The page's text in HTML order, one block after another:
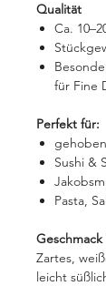
Qualität
Ca.
für Fine
Perfekt für:
Sushi &
Pasta,
Zartes,
leicht